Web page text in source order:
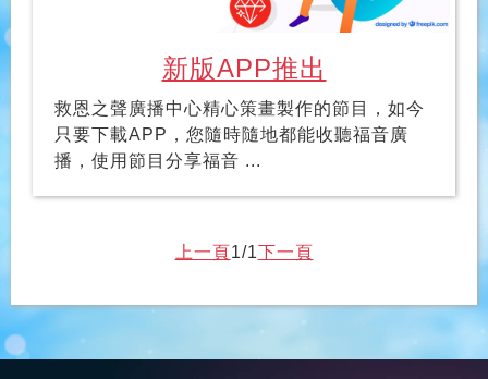
新版APP推出
救恩之聲廣播中心精心策畫製作的節目，如今
只要下載APP，您隨時隨地都能收聽福音廣
播，使用節目分享福音 ...
上一頁1/1下一頁